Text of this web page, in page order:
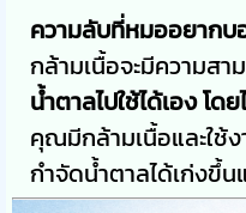
ความลับที่หมออยากบ
กล้ามเนื้อจะมีความสา
น้ำตาลไปใช้ได้เอง โ
คุณมีกล้ามเนื้อและใช้
กำจัดน้ำตาลได้เก่งขึ้